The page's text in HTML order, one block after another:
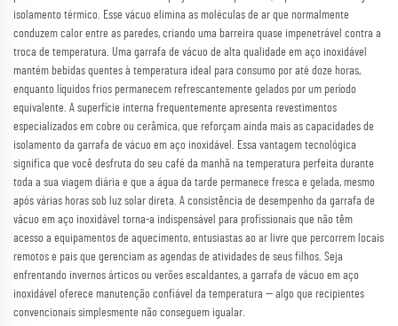
isolamento térmico. Esse vácuo elimina as moléculas de ar que normalmente
conduzem calor entre as paredes, criando uma barreira quase impenetrável contra a
troca de temperatura. Uma garrafa de vácuo de alta qualidade em aço inoxidável
mantém bebidas quentes à temperatura ideal para consumo por até doze horas,
enquanto líquidos frios permanecem refrescantemente gelados por um período
equivalente. A superfície interna frequentemente apresenta revestimentos
especializados em cobre ou cerâmica, que reforçam ainda mais as capacidades de
isolamento da garrafa de vácuo em aço inoxidável. Essa vantagem tecnológica
significa que você desfruta do seu café da manhã na temperatura perfeita durante
toda a sua viagem diária e que a água da tarde permanece fresca e gelada, mesmo
após várias horas sob luz solar direta. A consistência de desempenho da garrafa de
vácuo em aço inoxidável torna-a indispensável para profissionais que não têm
acesso a equipamentos de aquecimento, entusiastas ao ar livre que percorrem locais
remotos e pais que gerenciam as agendas de atividades de seus filhos. Seja
enfrentando invernos árticos ou verões escaldantes, a garrafa de vácuo em aço
inoxidável oferece manutenção confiável da temperatura — algo que recipientes
convencionais simplesmente não conseguem igualar.